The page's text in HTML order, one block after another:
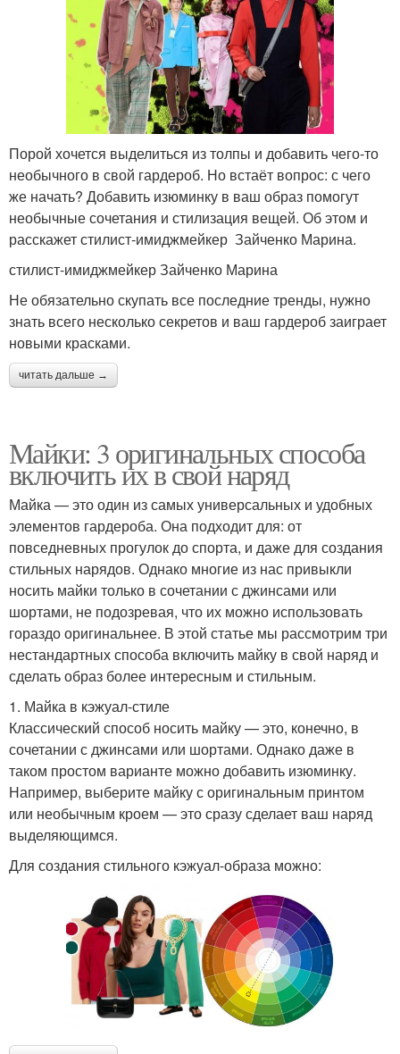
Порой хочется выделиться из толпы и добавить чего-то
необычного в свой гардероб. Но встаёт вопрос: с чего
же начать? Добавить изюминку в ваш образ помогут
необычные сочетания и стилизация вещей. Об этом и
расскажет стилист-имиджмейкер Зайченко Марина.
стилист-имиджмейкер Зайченко Марина
Не обязательно скупать все последние тренды, нужно
знать всего несколько секретов и ваш гардероб заиграет
новыми красками.
читать дальше →
Майки: 3 оригинальных способа
включить их в свой наряд
Майка — это один из самых универсальных и удобных
элементов гардероба. Она подходит для: от
повседневных прогулок до спорта, и даже для создания
стильных нарядов. Однако многие из нас привыкли
носить майки только в сочетании с джинсами или
шортами, не подозревая, что их можно использовать
гораздо оригинальнее. В этой статье мы рассмотрим три
нестандартных способа включить майку в свой наряд и
сделать образ более интересным и стильным.
1. Майка в кэжуал-стиле
Классический способ носить майку — это, конечно, в
сочетании с джинсами или шортами. Однако даже в
таком простом варианте можно добавить изюминку.
Например, выберите майку с оригинальным принтом
или необычным кроем — это сразу сделает ваш наряд
выделяющимся.
Для создания стильного кэжуал-образа можно: